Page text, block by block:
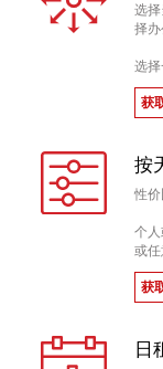
选
择办
选择
获
按
性价
个
或任
获
日